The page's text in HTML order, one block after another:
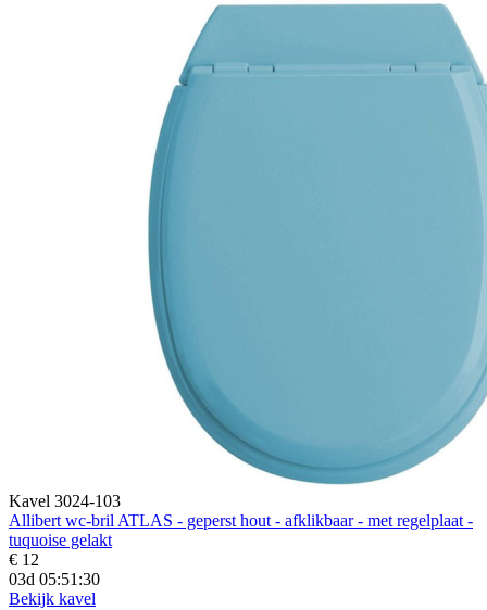
Kavel 3024-103
Allibert wc-bril ATLAS - geperst hout - afklikbaar - met regelplaat -
tuquoise gelakt
€ 12
03d 05:51:28
Bekijk kavel